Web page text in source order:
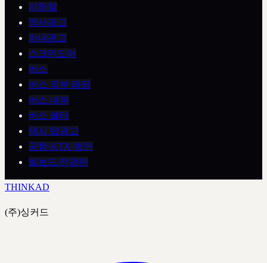
지하철
역사광고
차내광고
스크린도어
버스
버스 외부 래핑
버스 내부
버스 쉘터
택시 탑광고
공항·KTX·항만
빌보드/전광판
THINKAD
(주)싱커드